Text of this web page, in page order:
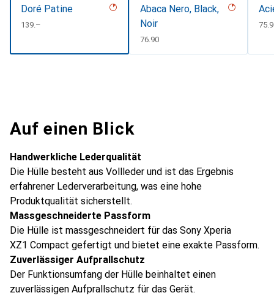
Doré Patine
CHF
139.–
Abaca Nero, Black,
Noir
CHF
76.90
CHF
Auf einen Blick
Handwerkliche Lederqualität
Die Hülle besteht aus Vollleder und ist das Ergebnis
erfahrener Lederverarbeitung, was eine hohe
Produktqualität sicherstellt.
Massgeschneiderte Passform
Die Hülle ist massgeschneidert für das Sony Xperia
XZ1 Compact gefertigt und bietet eine exakte Passform.
Zuverlässiger Aufprallschutz
Der Funktionsumfang der Hülle beinhaltet einen
zuverlässigen Aufprallschutz für das Gerät.